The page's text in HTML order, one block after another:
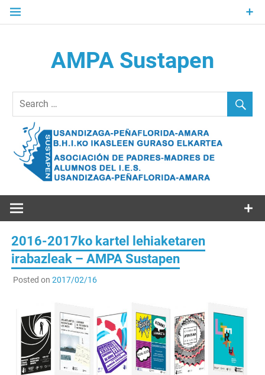
Skip
AMPA Sustapen
Elkartea Asociación de Padres-Madres de Alumnos del I.E.S.
2016-2017ko kartel lehiaketaren
irabazleak – AMPA Sustapen
Posted on 2017/02/16